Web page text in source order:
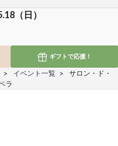
（日）
ギフトで応援！
イベント一覧
サロン・ド・
ラ